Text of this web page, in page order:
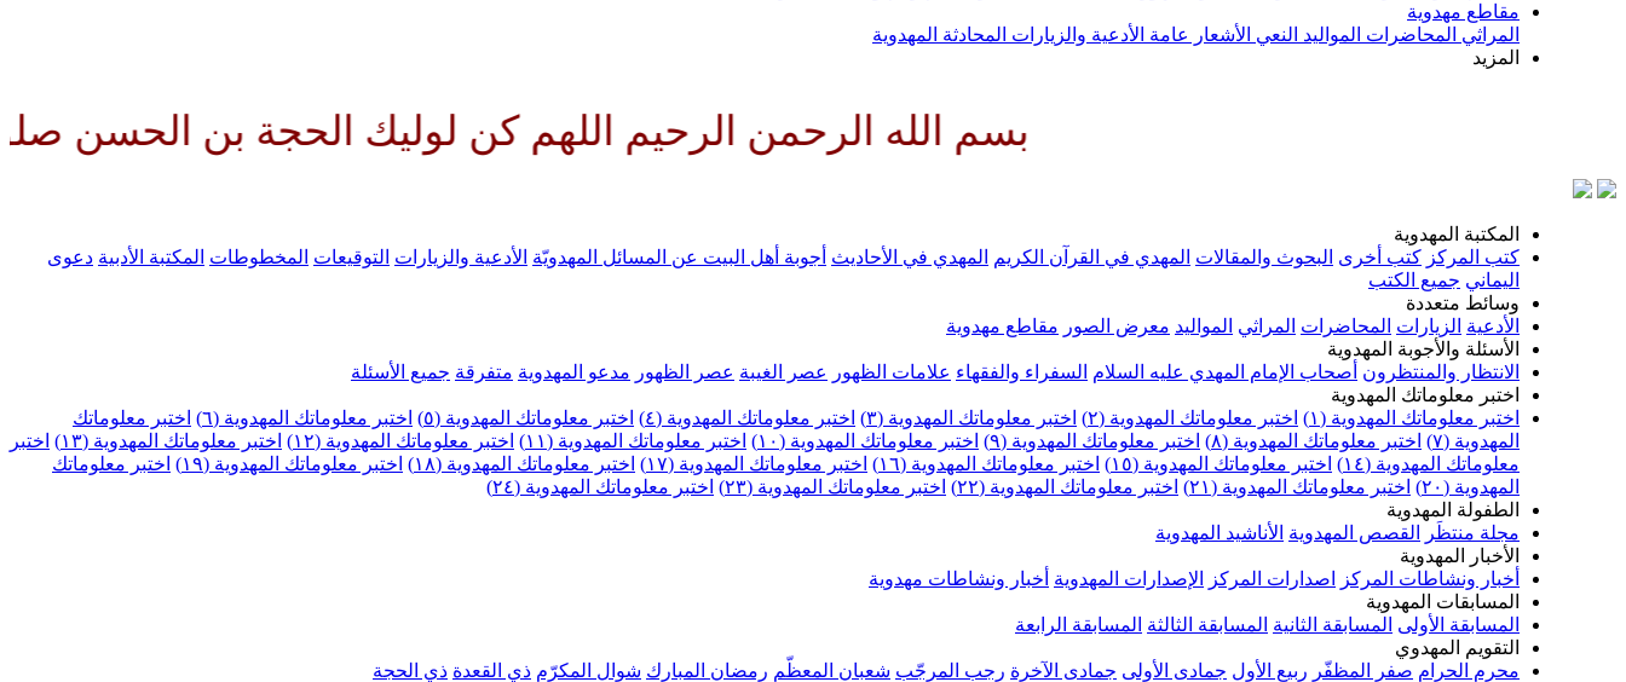
مقاطع مهدوية
المراثي المحاضرات المواليد النعي الأشعار عامة الأدعية والزيارات المحادثة المهدوية
المزيد
بسم الله الرحمن الرحيم اللهم كن لوليك الحجة بن الحسن صلواتك
المكتبة المهدوية
كتب المركز كتب أخرى البحوث والمقالات المهدي في القرآن الكريم المهدي في الأحاديث أجوبة أهل البيت عن المسائل المهدويّة الأدعية والزيارات التوقيعات المخطوطات المكتبة الأدبية دعوى
اليماني جميع الكتب
وسائط متعددة
الأدعية الزيارات المحاضرات المراثي المواليد معرض الصور مقاطع مهدوية
الأسئلة والأجوبة المهدوية
الانتظار والمنتظرون أصحاب الإمام المهدي عليه السلام السفراء والفقهاء علامات الظهور عصر الغيبة عصر الظهور مدعو المهدوية متفرقة جميع الأسئلة
اختبر معلوماتك المهدوية
اختبر معلوماتك المهدوية (١)
اختبر معلوماتك المهدوية (٢) اختبر معلوماتك المهدوية (٣) اختبر معلوماتك المهدوية (٤) اختبر معلوماتك المهدوية (٥) اختبر معلوماتك المهدوية (٦)
اختبر معلوماتك
المهدوية (٧)
اختبر معلوماتك المهدوية (٨) اختبر معلوماتك المهدوية (٩) اختبر معلوماتك المهدوية (١٠) اختبر معلوماتك المهدوية (١١) اختبر معلوماتك المهدوية (١٢) اختبر معلوماتك المهدوية (١٣)
اختبر
معلوماتك المهدوية (١٤)
اختبر معلوماتك المهدوية (١٥) اختبر معلوماتك المهدوية (١٦) اختبر معلوماتك المهدوية (١٧) اختبر معلوماتك المهدوية (١٨) اختبر معلوماتك المهدوية (١٩)
اختبر معلوماتك
المهدوية (٢٠)
اختبر معلوماتك المهدوية (٢١) اختبر معلوماتك المهدوية (٢٢) اختبر معلوماتك المهدوية (٢٣)
اختبر معلوماتك المهدوية (٢٤)
الطفولة المهدوية
مجلة منتظَر
القصص المهدوية الأناشيد المهدوية
الأخبار المهدوية
أخبار ونشاطات المركز
اصدارات المركز الإصدارات المهدوية أخبار ونشاطات مهدوية
المسابقات المهدوية
المسابقة الأولى المسابقة الثانية المسابقة الثالثة المسابقة الرابعة
التقويم المهدوي
محرم الحرام صفر المظفّر ربيع الأول جمادى الأولى جمادى الآخرة رجب المرجّب شعبان المعظّم رمضان المبارك شوال المكرّم ذي القعدة ذي الحجة